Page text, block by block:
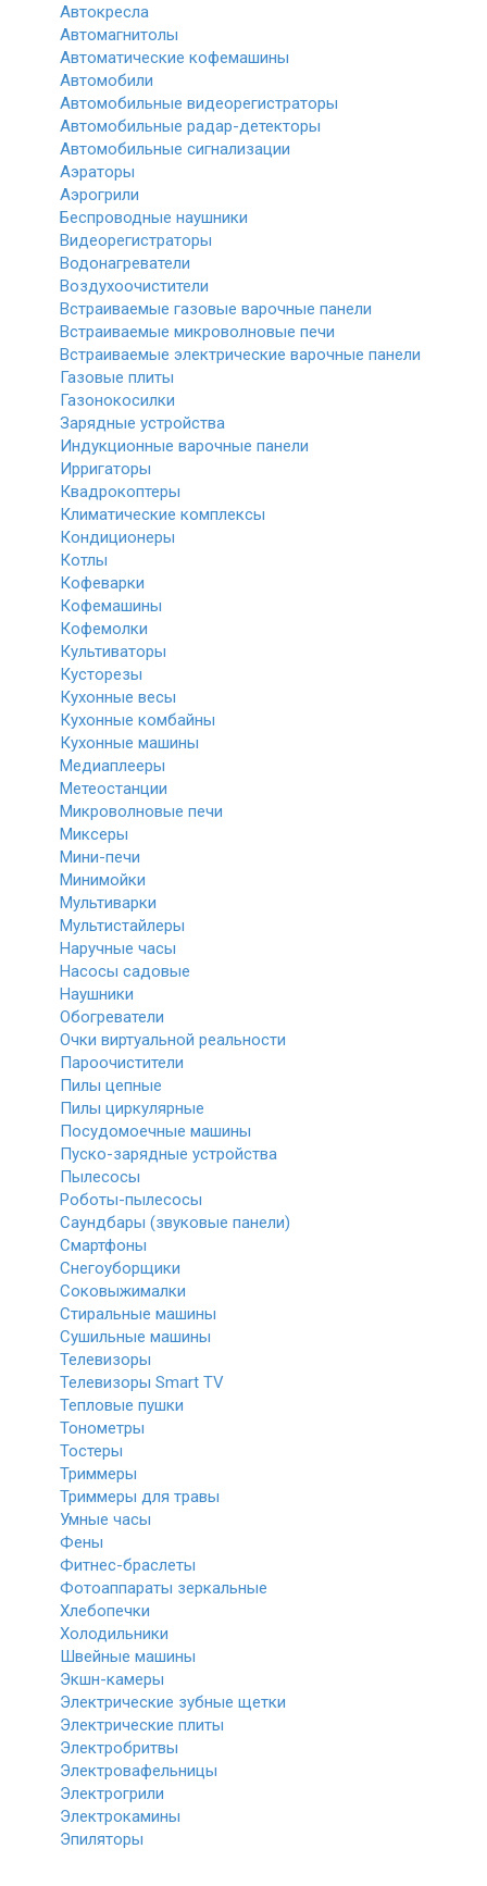
Автокресла
Автомагнитолы
Автоматические кофемашины
Автомобили
Автомобильные видеорегистраторы
Автомобильные радар-детекторы
Автомобильные сигнализации
Аэраторы
Аэрогрили
Беспроводные наушники
Видеорегистраторы
Водонагреватели
Воздухоочистители
Встраиваемые газовые варочные панели
Встраиваемые микроволновые печи
Встраиваемые электрические варочные панели
Газовые плиты
Газонокосилки
Зарядные устройства
Индукционные варочные панели
Ирригаторы
Квадрокоптеры
Климатические комплексы
Кондиционеры
Котлы
Кофеварки
Кофемашины
Кофемолки
Культиваторы
Кусторезы
Кухонные весы
Кухонные комбайны
Кухонные машины
Медиаплееры
Метеостанции
Микроволновые печи
Миксеры
Мини-печи
Минимойки
Мультиварки
Мультистайлеры
Наручные часы
Насосы садовые
Наушники
Обогреватели
Очки виртуальной реальности
Пароочистители
Пилы цепные
Пилы циркулярные
Посудомоечные машины
Пуско-зарядные устройства
Пылесосы
Роботы-пылесосы
Саундбары (звуковые панели)
Смартфоны
Снегоуборщики
Соковыжималки
Стиральные машины
Сушильные машины
Телевизоры
Телевизоры Smart TV
Тепловые пушки
Тонометры
Тостеры
Триммеры
Триммеры для травы
Умные часы
Фены
Фитнес-браслеты
Фотоаппараты зеркальные
Хлебопечки
Холодильники
Швейные машины
Экшн-камеры
Электрические зубные щетки
Электрические плиты
Электробритвы
Электровафельницы
Электрогрили
Электрокамины
Эпиляторы